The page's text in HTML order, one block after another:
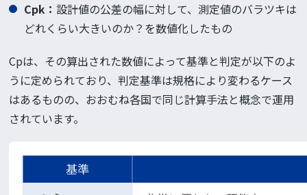
Cpk ： 設計値の公差の幅に対して、測定値のバラツキは
どれくらい大きいのか？を数値化したもの
Cpは、その算出された数値によって基準と判定が以下のよ
うに定められており、判定基準は規格により変わるケース
はあるものの、おおむね各国で同じ計算手法と概念で運用
されています。